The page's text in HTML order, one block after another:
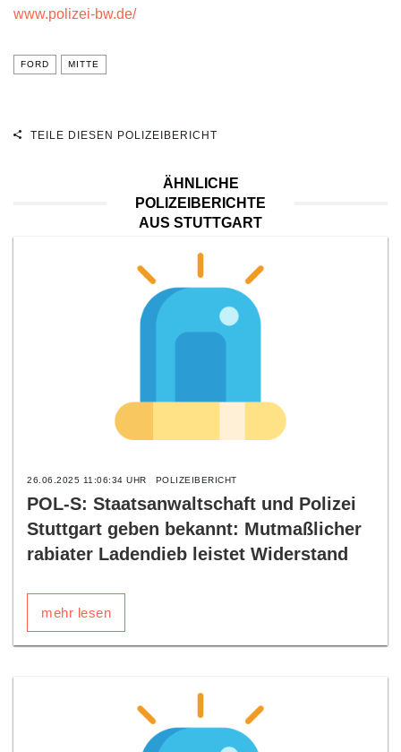
www.polizei-bw.de/
FORD MITTE
TEILE DIESEN POLIZEIBERICHT
ÄHNLICHE
POLIZEIBERICHTE
AUS STUTTGART
26.06.2025 11:06:34 UHR POLIZEIBERICHT
POL-S: Staatsanwaltschaft und Polizei
Stuttgart geben bekannt: Mutmaßlicher
rabiater Ladendieb leistet Widerstand
mehr lesen